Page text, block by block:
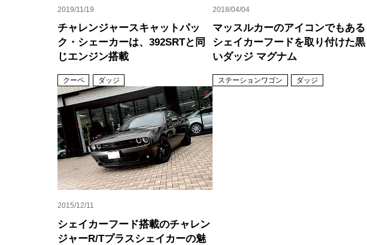
2019/11/19
チャレンジャースキャットパッ
ク・シェーカーは、392SRTと同
じエンジン搭載
クーペ ダッジ
2018/04/04
マッスルカーのアイコンでもある
シェイカーフードを取り付けた黒
いダッジ マグナム
ステーションワゴン ダッジ
2015/12/11
シェイカーフード搭載のチャレン
ジャーR/Tプラスシェイカーの魅